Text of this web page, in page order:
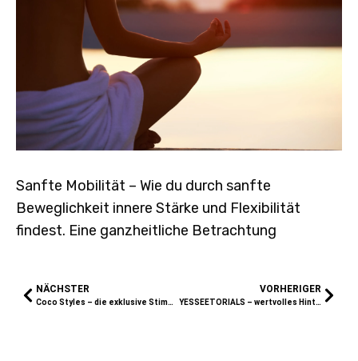
Sanfte Mobilität – Wie du durch sanfte
Beweglichkeit innere Stärke und Flexibilität
findest. Eine ganzheitliche Betrachtung
NÄCHSTER
Coco Styles – die exklusive Stimme von Sweets for your Soul
VORHERIGER
YESSEETORIALS – wertvolles Hintergrundwissen für dein Mindset